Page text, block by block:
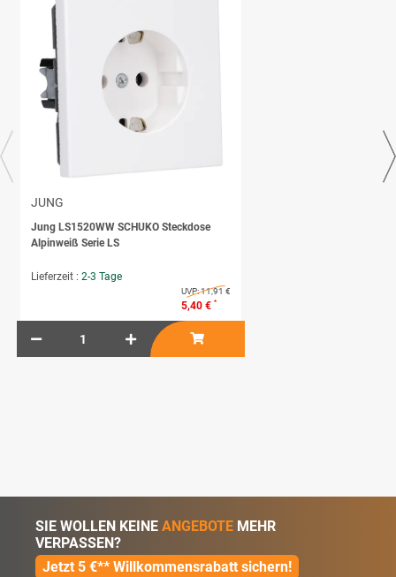
JUNG
Jung LS1520WW SCHUKO Steckdose
Alpinweiß Serie LS
Lieferzeit : 2-3 Tage
UVP:11,91 €
5,40 € *
SIE WOLLEN KEINE ANGEBOTE MEHR
VERPASSEN?
Jetzt 5 €** Willkommensrabatt sichern!